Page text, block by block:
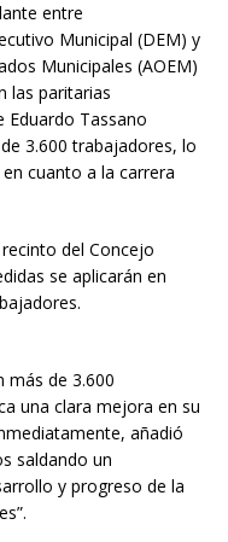
entre
Municipal (DEM) y
Municipales (AOEM)
las paritarias
Eduardo Tassano
3.600 trabajadores, lo
cuanto a la carrera
del Concejo
se aplicarán en
más de 3.600
una clara mejora en su
añadió
saldando un
y progreso de la